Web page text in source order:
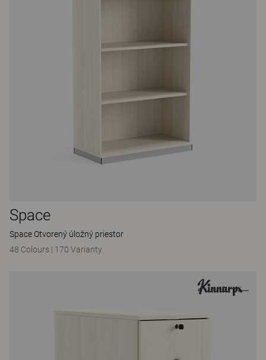
Space
Space Otvorený úložný priestor
48 Colours | 170 Varianty